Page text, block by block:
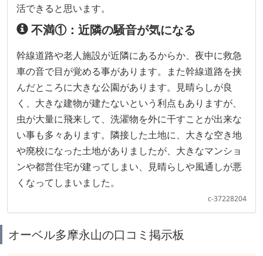
活できると思います。
不満①：近隣の騒音が気になる
幹線道路や老人施設が近隣にあるからか、夜中に救急
車の音で目が覚める事があります。また幹線道路を挟
んだところに大きな公園があります。見晴らしが良
く、大きな建物が建たないという利点もありますが、
虫が大量に飛来して、洗濯物を外に干すことが出来な
い事も多々あります。隣接した土地に、大きな空き地
や廃校になった土地がありましたが、大きなマンショ
ンや都営住宅が建ってしまい、見晴らしや風通しが悪
くなってしまいました。
c-37228204
オーベル多摩永山の口コミ掲示板